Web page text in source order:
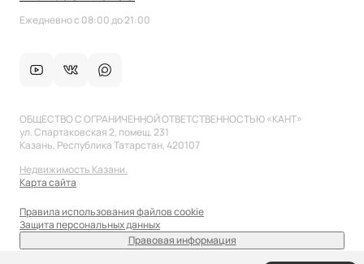
Ежедневно с 08:00 до 21:00
ОБЩЕСТВО С ОГРАНИЧЕННОЙ ОТВЕТСТВЕННОСТЬЮ «КАНТ»
ул. Спартаковская 2, помещ. 231
Казань, Республика Татарстан, 420107
Недвижимость Казани.
Карта сайта
Правила использования файлов cookie
Защита персональных данных
Правовая информация